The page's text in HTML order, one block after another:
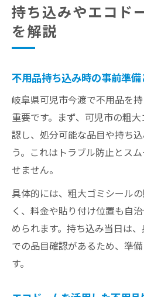
持ち込みやエコド
を解説
不用品持ち込み時の事前準
岐阜県可児市今渡で不用品を
重要です。まず、可児市の粗
認し、処分可能な品目や持ち
う。これはトラブル防止とス
せません。
具体的には、粗大ゴミシール
く、料金や貼り付け位置も自
められます。持ち込み当日は
での品目確認があるため、準
す。